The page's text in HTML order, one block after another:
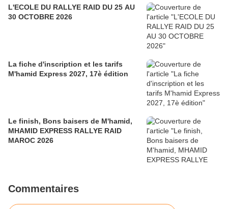
L'ECOLE DU RALLYE RAID DU 25 AU
30 OCTOBRE 2026
La fiche d'inscription et les tarifs
M'hamid Express 2027, 17è édition
Le finish, Bons baisers de M'hamid,
MHAMID EXPRESS RALLYE RAID
MAROC 2026
Commentaires